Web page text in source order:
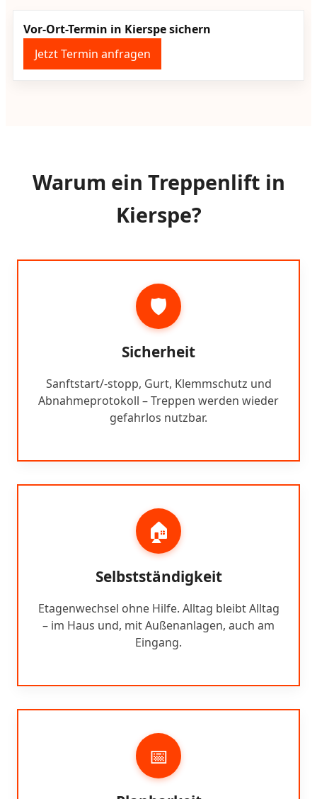
Vor-Ort-Termin in Kierspe sichern
Jetzt Termin anfragen
Warum ein Treppenlift in
Kierspe?
🛡️
Sicherheit
Sanftstart/-stopp, Gurt, Klemmschutz und
Abnahmeprotokoll – Treppen werden wieder
gefahrlos nutzbar.
🏠
Selbstständigkeit
Etagenwechsel ohne Hilfe. Alltag bleibt Alltag
– im Haus und, mit Außenanlagen, auch am
Eingang.
📅